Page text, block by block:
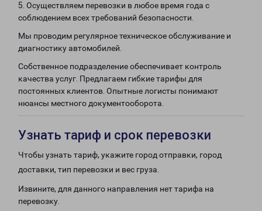
5. Осуществляем перевозки в любое время года с
соблюдением всех требований безопасности.
Мы проводим регулярное техническое обслуживание и
диагностику автомобилей.
Собственное подразделение обеспечивает контроль
качества услуг. Предлагаем гибкие тарифы для
постоянных клиентов. Опытные логисты понимают
нюансы местного документооборота.
Узнать тариф и срок перевозки
Чтобы узнать тариф, укажите город отправки, город
доставки, тип перевозки и вес груза.
Извините, для данного направления нет тарифа на
перевозку.